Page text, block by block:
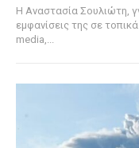
Η Αναστασία Σουλιώτη,
εμφανίσεις της σε
media,...